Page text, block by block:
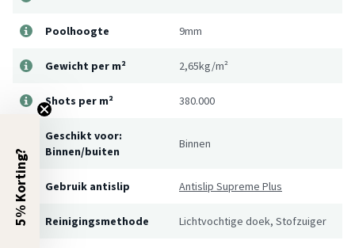
Poolhoogte 9mm
Gewicht per m² 2,65kg/m²
Shots per m² 380.000
Geschikt voor:
Binnen/buiten
Binnen
Gebruik antislip Antislip Supreme Plus
Reinigingsmethode Lichtvochtige doek, Stofzuiger
5% Korting?